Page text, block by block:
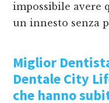
impossibile avere
un innesto senza
Miglior
Dentale City
che hanno